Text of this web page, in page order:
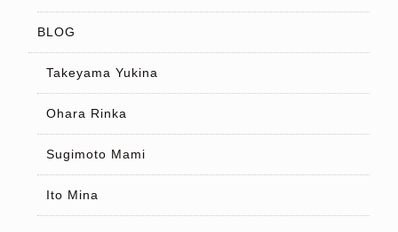
BLOG
Takeyama Yukina
Ohara Rinka
Sugimoto Mami
Ito Mina